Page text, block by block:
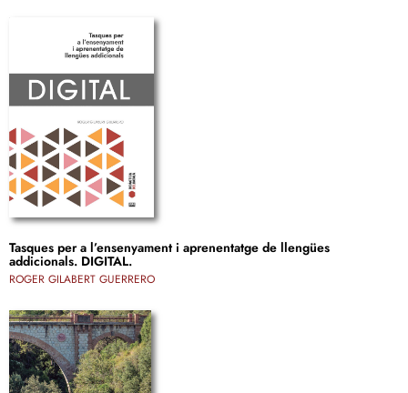
Tasques per a l’ensenyament i aprenentatge de llengües
addicionals. DIGITAL.
ROGER GILABERT GUERRERO